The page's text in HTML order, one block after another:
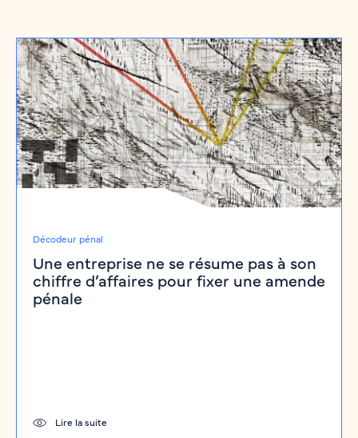
Décodeur pénal
Une entreprise ne se résume pas à son
chiffre d’affaires pour fixer une amende
pénale
Lire la suite